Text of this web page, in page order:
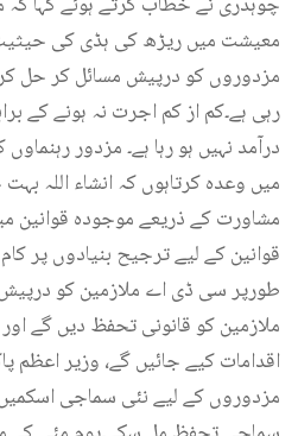
معیشت میں ریڑھ کی ہڈی کی
مزدوروں کو درپیش مسائل کر حل
رہی ہے۔کم از کم اجرت نہ ہونے کے
درآمد نہیں ہو رہا ہے۔ مزدور
میں وعدہ کرتاہوں کہ انشاء اللہ
مشاورت کے ذریعے موجودہ قوانین
قوانین کے لیے ترجیح بنیادوں پر
طورپر سی ڈی اے ملازمین کو
ملازمین کو قانونی تحفظ دیں گے
اقدامات کیے جائیں گے، وزیر اعظم
مزدوروں کے لیے نئی سماجی